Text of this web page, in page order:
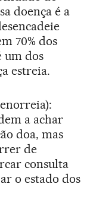
doença é a
70% dos
um dos
estreia.
a achar
doa, mas
de
consulta
o estado dos